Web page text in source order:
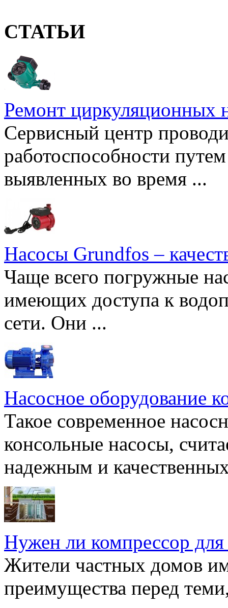
СТАТЬИ
Ремонт циркуляционных
Сервисный центр
работоспособности
выявленных во время ...
Насосы Grundfos –
Чаще всего погружные
имеющих доступа к
сети. Они ...
Насосное оборудование
Такое современное
консольные насосы,
надежным и
Нужен ли компрессор для
Жители частных домов
преимущества перед